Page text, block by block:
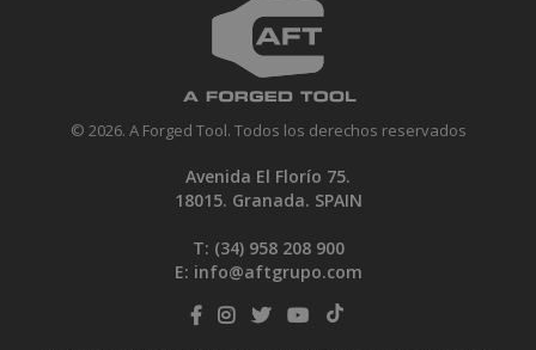
© 2026. A Forged Tool. Todos los derechos reservados
Avenida El Florío 75.
18015. Granada. SPAIN
T: (34) 958 208 900
E: info@aftgrupo.com